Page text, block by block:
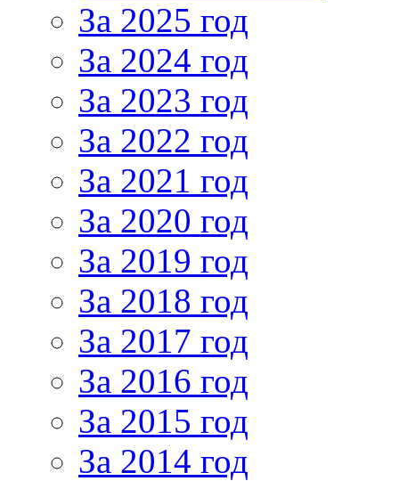
За 2025 год
За 2024 год
За 2023 год
За 2022 год
За 2021 год
За 2020 год
За 2019 год
За 2018 год
За 2017 год
За 2016 год
За 2015 год
За 2014 год